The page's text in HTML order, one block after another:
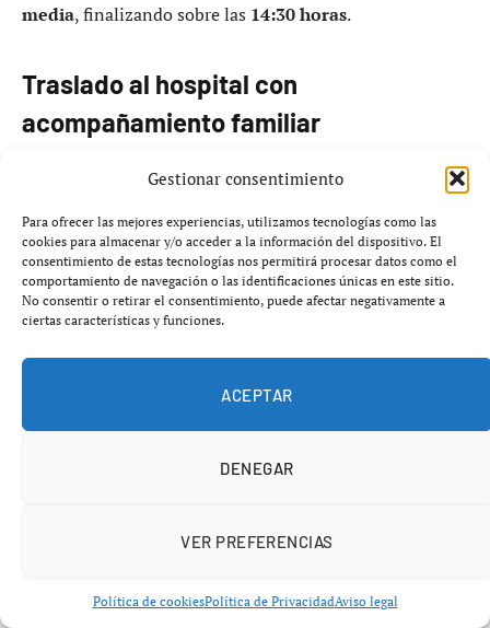
Gestionar consentimiento
Para ofrecer las mejores experiencias, utilizamos tecnologías como las
cookies para almacenar y/o acceder a la información del dispositivo. El
consentimiento de estas tecnologías nos permitirá procesar datos como el
comportamiento de navegación o las identificaciones únicas en este sitio.
No consentir o retirar el consentimiento, puede afectar negativamente a
ciertas características y funciones.
ACEPTAR
DENEGAR
VER PREFERENCIAS
Política de cookiesPolítica de PrivacidadAviso legal
media, finalizando sobre las 14:30 horas.
Traslado al hospital con
acompañamiento familiar
Una vez estabilizada y evacuada la víctima, fue
referencia para recibir atención especializada. Hasta el
lugar también se desplazaron sus hijos, que
acompañaron a la mujer durante el proceso de
asistencia.
Una realidad recurrente: accesos
complicados en entornos naturales
los servicios de emergencia dependen en muchas
debido a la ausencia de infraestructuras adecuadas.